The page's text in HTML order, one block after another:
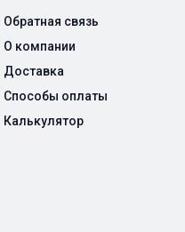
Обратная связь
О компании
Доставка
Способы оплаты
Калькулятор